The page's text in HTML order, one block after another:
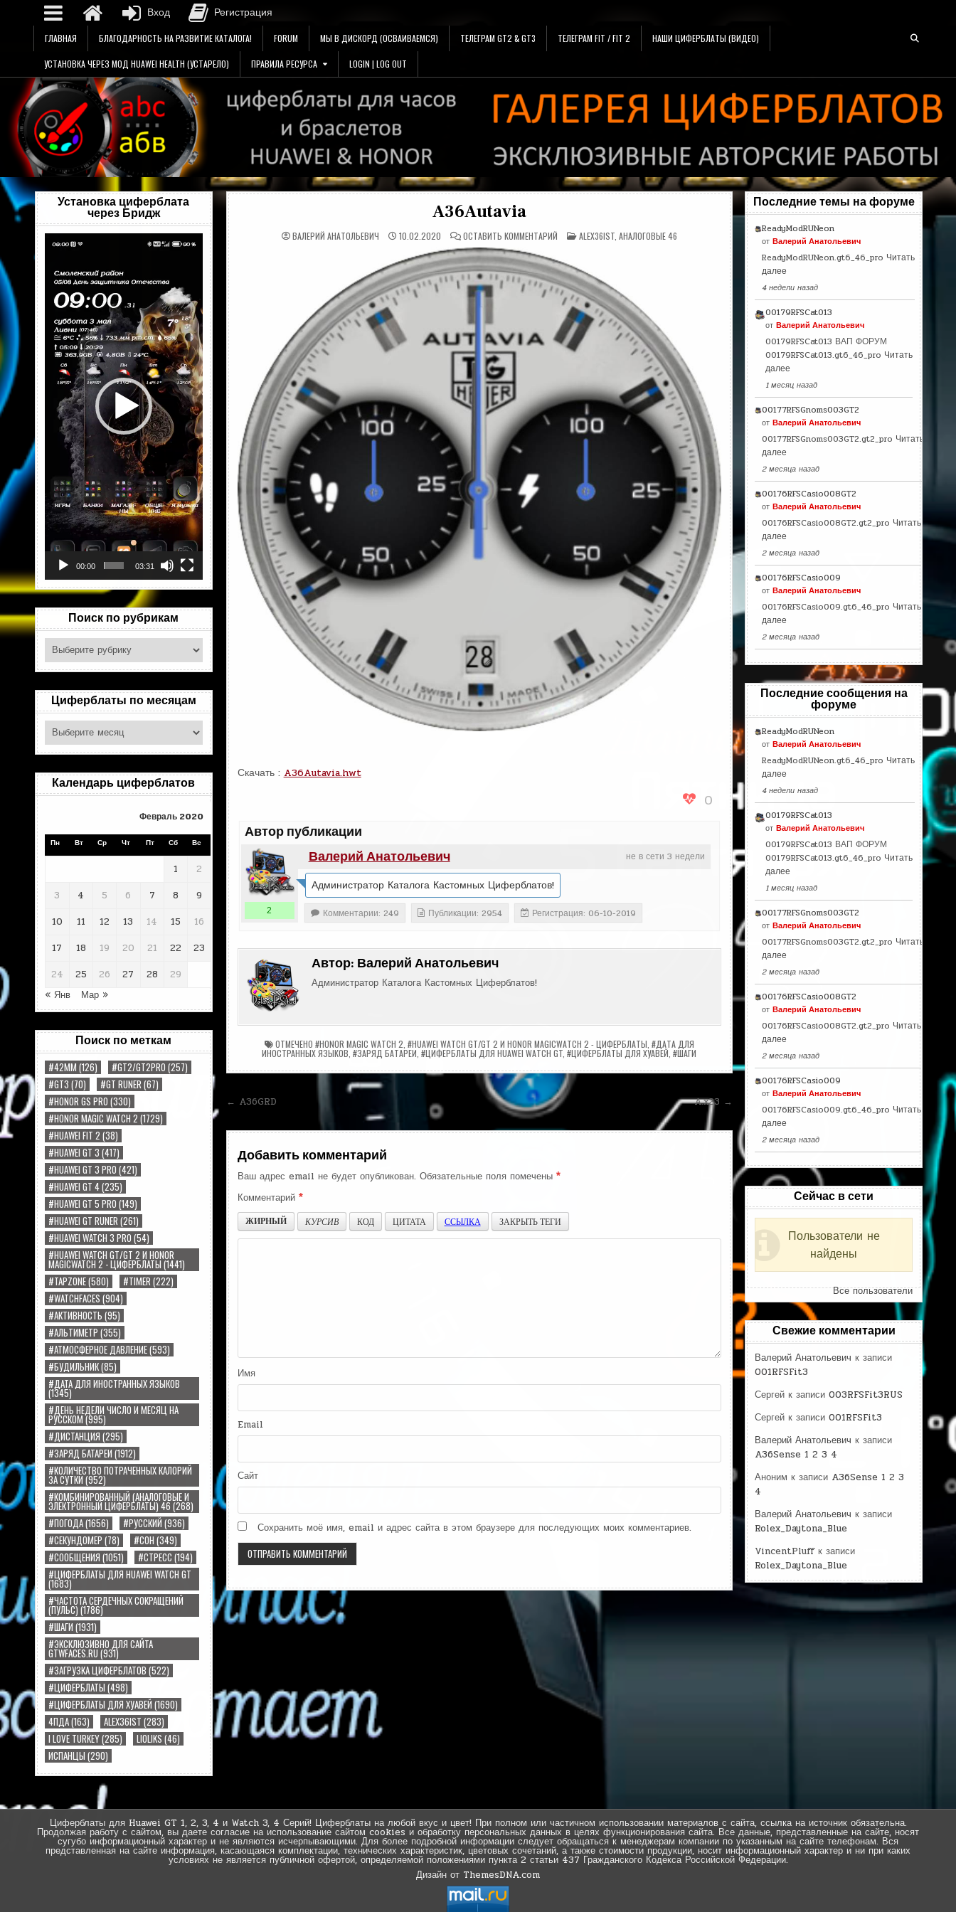
содержимому
ГЛАВНАЯ БЛАГОДАРНОСТЬ НА РАЗВИТИЕ КАТАЛОГА! FORUM МЫ В ДИСКОРД (ОСВАИВАЕМСЯ) ТЕЛЕГРАМ GT2 & GT3 ТЕЛЕГРАМ FIT / FIT 2 НАШИ ЦИФЕРБЛАТЫ (ВИДЕО)
УСТАНОВКА ЧЕРЕЗ МОД HUAWEI HEALTH (УСТАРЕЛО) ПРАВИЛА РЕСУРСА LOGIN | LOG OUT
Установка циферблата
через Бридж
Видеоплеер
00:00 03:31
Поиск по рубрикам
Поиск
рубрикам
Циферблаты по месяцам
Циферблаты
месяцам
Календарь циферблатов
Февраль 2020
Пн Вт Ср Чт Пт Сб Вс
1
2
3
4 5 6 7 8
9
10
11 12 13 14 15
16
17
18 19 20 21 22
23
24
25 26 27 28
29
« Янв
Мар »
Поиск по меткам
#42MM (126) #GT2/GT2PRO (257)
#GT3 (70) #GT RUNER (67)
#HONOR GS PRO (330)
#HONOR MAGIC WATCH 2 (1729)
#HUAWEI FIT 2 (38)
#HUAWEI GT 3 (417)
#HUAWEI GT 3 PRO (421)
#HUAWEI GT 4(235)
#HUAWEI GT 5 PRO (149)
#HUAWEI GT RUNER (261)
#HUAWEI WATCH 3 PRO (54)
#HUAWEI WATCH GT/GT 2 И HONOR
MAGICWATCH 2 - ЦИФЕРБЛАТЫ(1441)
#TAPZONE(580) #TIMER (222)
#WATCHFACES (904)
#АКТИВНОСТЬ (95)
#АЛЬТИМЕТР (355)
#АТМОСФЕРНОЕ ДАВЛЕНИЕ(593)
#БУДИЛЬНИК(85)
#ДАТА ДЛЯ ИНОСТРАННЫХ ЯЗЫКОВ
(1345)
#ДЕНЬ НЕДЕЛИ ЧИСЛО И МЕСЯЦ НА
РУССКОМ(995)
#ДИСТАНЦИЯ (295)
#ЗАРЯД БАТАРЕИ (1912)
#КОЛИЧЕСТВО ПОТРАЧЕННЫХ КАЛОРИЙ
ЗА СУТКИ(952)
#КОМБИНИРОВАННЫЙ (АНАЛОГОВЫЕ И
ЭЛЕКТРОННЫЙ ЦИФЕРБЛАТЫ) 46(268)
#ПОГОДА(1656) #РУССКИЙ (936)
#СЕКУНДОМЕР (78) #СОН (349)
#СООБЩЕНИЯ (1051) #СТРЕСС (194)
#ЦИФЕРБЛАТЫ ДЛЯ HUAWEI WATCH GT
(1683)
#ЧАСТОТА СЕРДЕЧНЫХ СОКРАЩЕНИЙ
(ПУЛЬС)(1786)
#ШАГИ (1931)
#ЭКСКЛЮЗИВНО ДЛЯ САЙТА
GTWFACES.RU(931)
#ЗАГРУЗКА ЦИФЕРБЛАТОВ (522)
#ЦИФЕРБЛАТЫ (498)
#ЦИФЕРБЛАТЫ ДЛЯ ХУАВЕЙ (1690)
4ПДА(163) ALEX36IST (283)
I LOVE TURKEY(285) LIOLIKS (46)
ИСПАНЦЫ (290)
A36Autavia
ВАЛЕРИЙ АНАТОЛЬЕВИЧ 10.02.2020 ОСТАВИТЬ КОММЕНТАРИЙНА
A36AUTAVIA
ОПУБЛИКОВАНО
В
ALEX36IST, АНАЛОГОВЫЕ 46
Скачать :A36Autavia.hwt
0
Автор публикации
не в сети 3 недели
Валерий Анатольевич
2
Администратор Каталога Кастомных Циферблатов!
Комментарии: 249 Публикации: 2954 Регистрация: 06-10-2019
Автор: Валерий Анатольевич
Администратор Каталога Кастомных Циферблатов!
ОТМЕЧЕНО #HONOR MAGIC WATCH 2, #HUAWEI WATCH GT/GT 2 И HONOR MAGICWATCH 2 - ЦИФЕРБЛАТЫ, #ДАТА ДЛЯ
ИНОСТРАННЫХ ЯЗЫКОВ,#ЗАРЯД БАТАРЕИ,#ЦИФЕРБЛАТЫ ДЛЯ HUAWEI WATCH GT,#ЦИФЕРБЛАТЫ ДЛЯ ХУАВЕЙ,#ШАГИ
Навигация
по
записям
A.x23 →
← A36GRD
Добавить комментарий
Ваш адрес email не будет опубликован. Обязательные поля помечены *
Комментарий *
ЖИРНЫЙ
КУРСИВ КОД ЦИТАТА ССЫЛКА ЗАКРЫТЬ ТЕГИ
Имя
Email
Сайт
Сохранить моё имя, email и адрес сайта в этом браузере для последующих моих комментариев.
Последние темы на форуме
ReadyModRUNeon
от Валерий Анатольевич
ReadyModRUNeon.gt6_46_pro Читать
далее
4 недели назад
00179RFSCat013
от Валерий Анатольевич
00179RFSCat013 ВАП ФОРУМ
00179RFSCat013.gt6_46_pro Читать
далее
1 месяц назад
00177RFSGnoms003GT2
от Валерий Анатольевич
00177RFSGnoms003GT2.gt2_pro Читать
далее
2 месяца назад
00176RFSCasio008GT2
от Валерий Анатольевич
00176RFSCasio008GT2.gt2_pro Читать
далее
2 месяца назад
00176RFSCasio009
от Валерий Анатольевич
00176RFSCasio009.gt6_46_pro Читать
далее
2 месяца назад
Последние сообщения на
форуме
ReadyModRUNeon
от Валерий Анатольевич
ReadyModRUNeon.gt6_46_pro Читать
далее
4 недели назад
00179RFSCat013
от Валерий Анатольевич
00179RFSCat013 ВАП ФОРУМ
00179RFSCat013.gt6_46_pro Читать
далее
1 месяц назад
00177RFSGnoms003GT2
от Валерий Анатольевич
00177RFSGnoms003GT2.gt2_pro Читать
далее
2 месяца назад
00176RFSCasio008GT2
от Валерий Анатольевич
00176RFSCasio008GT2.gt2_pro Читать
далее
2 месяца назад
00176RFSCasio009
от Валерий Анатольевич
00176RFSCasio009.gt6_46_pro Читать
далее
2 месяца назад
Сейчас в сети
Пользователи не
найдены
Все пользователи
Свежие комментарии
Валерий Анатольевич к записи
001RFSFit3
Сергей к записи 003RFSFit3RUS
Сергей к записи 001RFSFit3
Валерий Анатольевич к записи
A36Sense 1 2 3 4
Аноним к записи A36Sense 1 2 3
4
Валерий Анатольевич к записи
Rolex_Daytona_Blue
VincentPluffк записи
Rolex_Daytona_Blue
Циферблаты для Huawei GT 1, 2, 3, 4 и Watch 3, 4 Серий! Циферблаты на любой вкус и цвет! При полном или частичном использовании материалов с сайта, ссылка на источник обязательна.
Продолжая работу с сайтом, вы даете согласие на использование сайтом cookies и обработку персональных данных в целях функционирования сайта. Все данные, представленные на сайте, носят
сугубо информационный характер и не являются исчерпывающими. Для более подробной информации следует обращаться к менеджерам компании по указанным на сайте телефонам. Вся
представленная на сайте информация, касающаяся комплектации, технических характеристик, цветовых сочетаний, а также стоимости продукции, носит информационный характер и ни при каких
условиях не является публичной офертой, определяемой положениями пункта 2 статьи 437 Гражданского Кодекса Российской Федерации.
Дизайн от ThemesDNA.com
Вход Регистрация